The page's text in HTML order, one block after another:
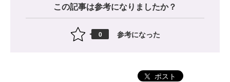
この記事は参考になりましたか？
0 参考になった
ポスト